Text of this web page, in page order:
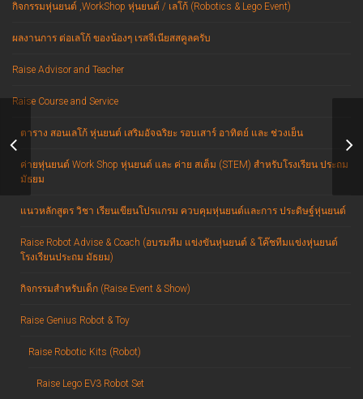
เก่
กิจกรรมหุ่นยนต์ ,WorkShop หุ่นยนต์ / เลโก้ (Robotics & Lego Event)
ผลงานการ ต่อเลโก้ ของน้องๆ เรสจีเนียสสคูลครับ
Raise Advisor and Teacher
Raise Course and Service
ตาราง สอนเลโก้ หุ่นยนต์ เสริมอัจฉริยะ รอบเสาร์ อาทิตย์ และ ช่วงเย็น
ค่ายหุ่นยนต์ Work Shop หุ่นยนต์ และ ค่าย สเต็ม (STEM) สำหรับโรงเรียน ประถม
มัธยม
แนวหลักสูตร วิชา เรียนเขียนโปรแกรม ควบคุมหุ่นยนต์และการ ประดิษฐ์หุ่นยนต์
Raise Robot Advise & Coach (อบรมทีม แข่งขันหุ่นยนต์ & โค๊ชทีมแข่งหุ่นยนต์
โรงเรียนประถม มัธยม)
กิจกรรมสำหรับเด็ก (Raise Event & Show)
Raise Genius Robot & Toy
Raise Robotic Kits (Robot)
Raise Lego EV3 Robot Set